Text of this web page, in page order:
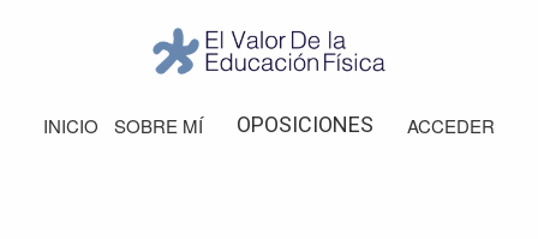
navegación
principal
barra
Valor
de
INICIO SOBRE MÍ OPOSICIONES ACCEDER